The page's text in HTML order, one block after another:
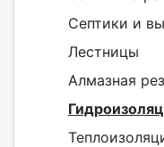
Септики и
Лестницы
Алмазная